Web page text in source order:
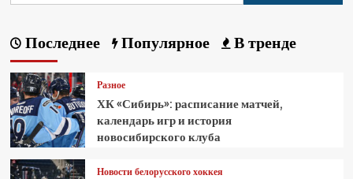
Последнее Популярное В тренде
Разное
ХК «Сибирь»: расписание матчей,
календарь игр и история
новосибирского клуба
Новости белорусского хоккея